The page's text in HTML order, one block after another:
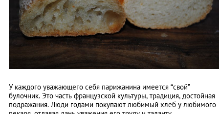
У каждого уважающего себя парижанина имеется “свой”
булочник. Это часть французской культуры, традиция, достойная
подражания. Люди годами покупают любимый хлеб у любимого